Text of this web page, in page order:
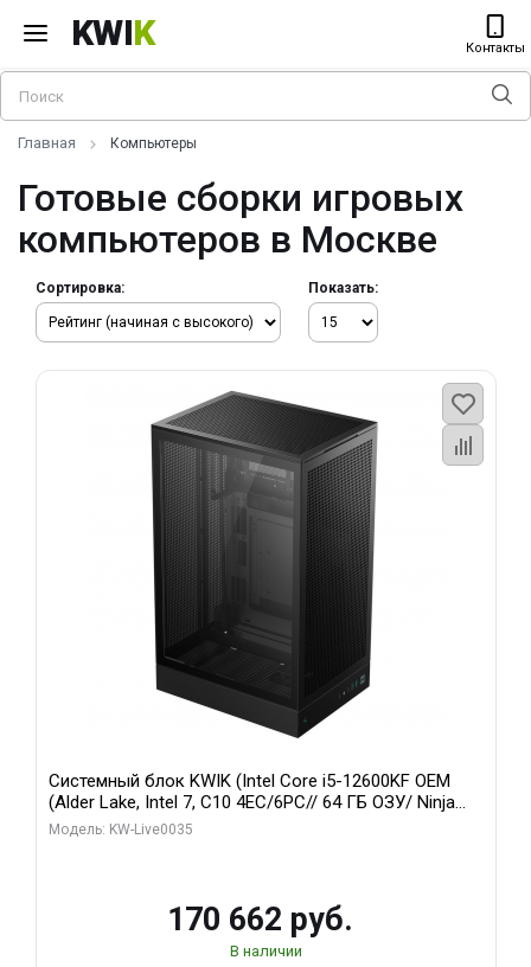
KWIK Контакты
Главная Компьютеры
Готовые сборки игровых
компьютеров в Москве
Сортировка: Показать:
Системный блок KWIK (Intel Core i5-12600KF OEM
(Alder Lake, Intel 7, C10 4EC/6PC// 64 ГБ ОЗУ/ Ninja
Sinotex GTX1650 4GB 128bit GDDR6 DVI DP HDMI 2/
Модель: KW-Live0035
170 662 руб.
В наличии